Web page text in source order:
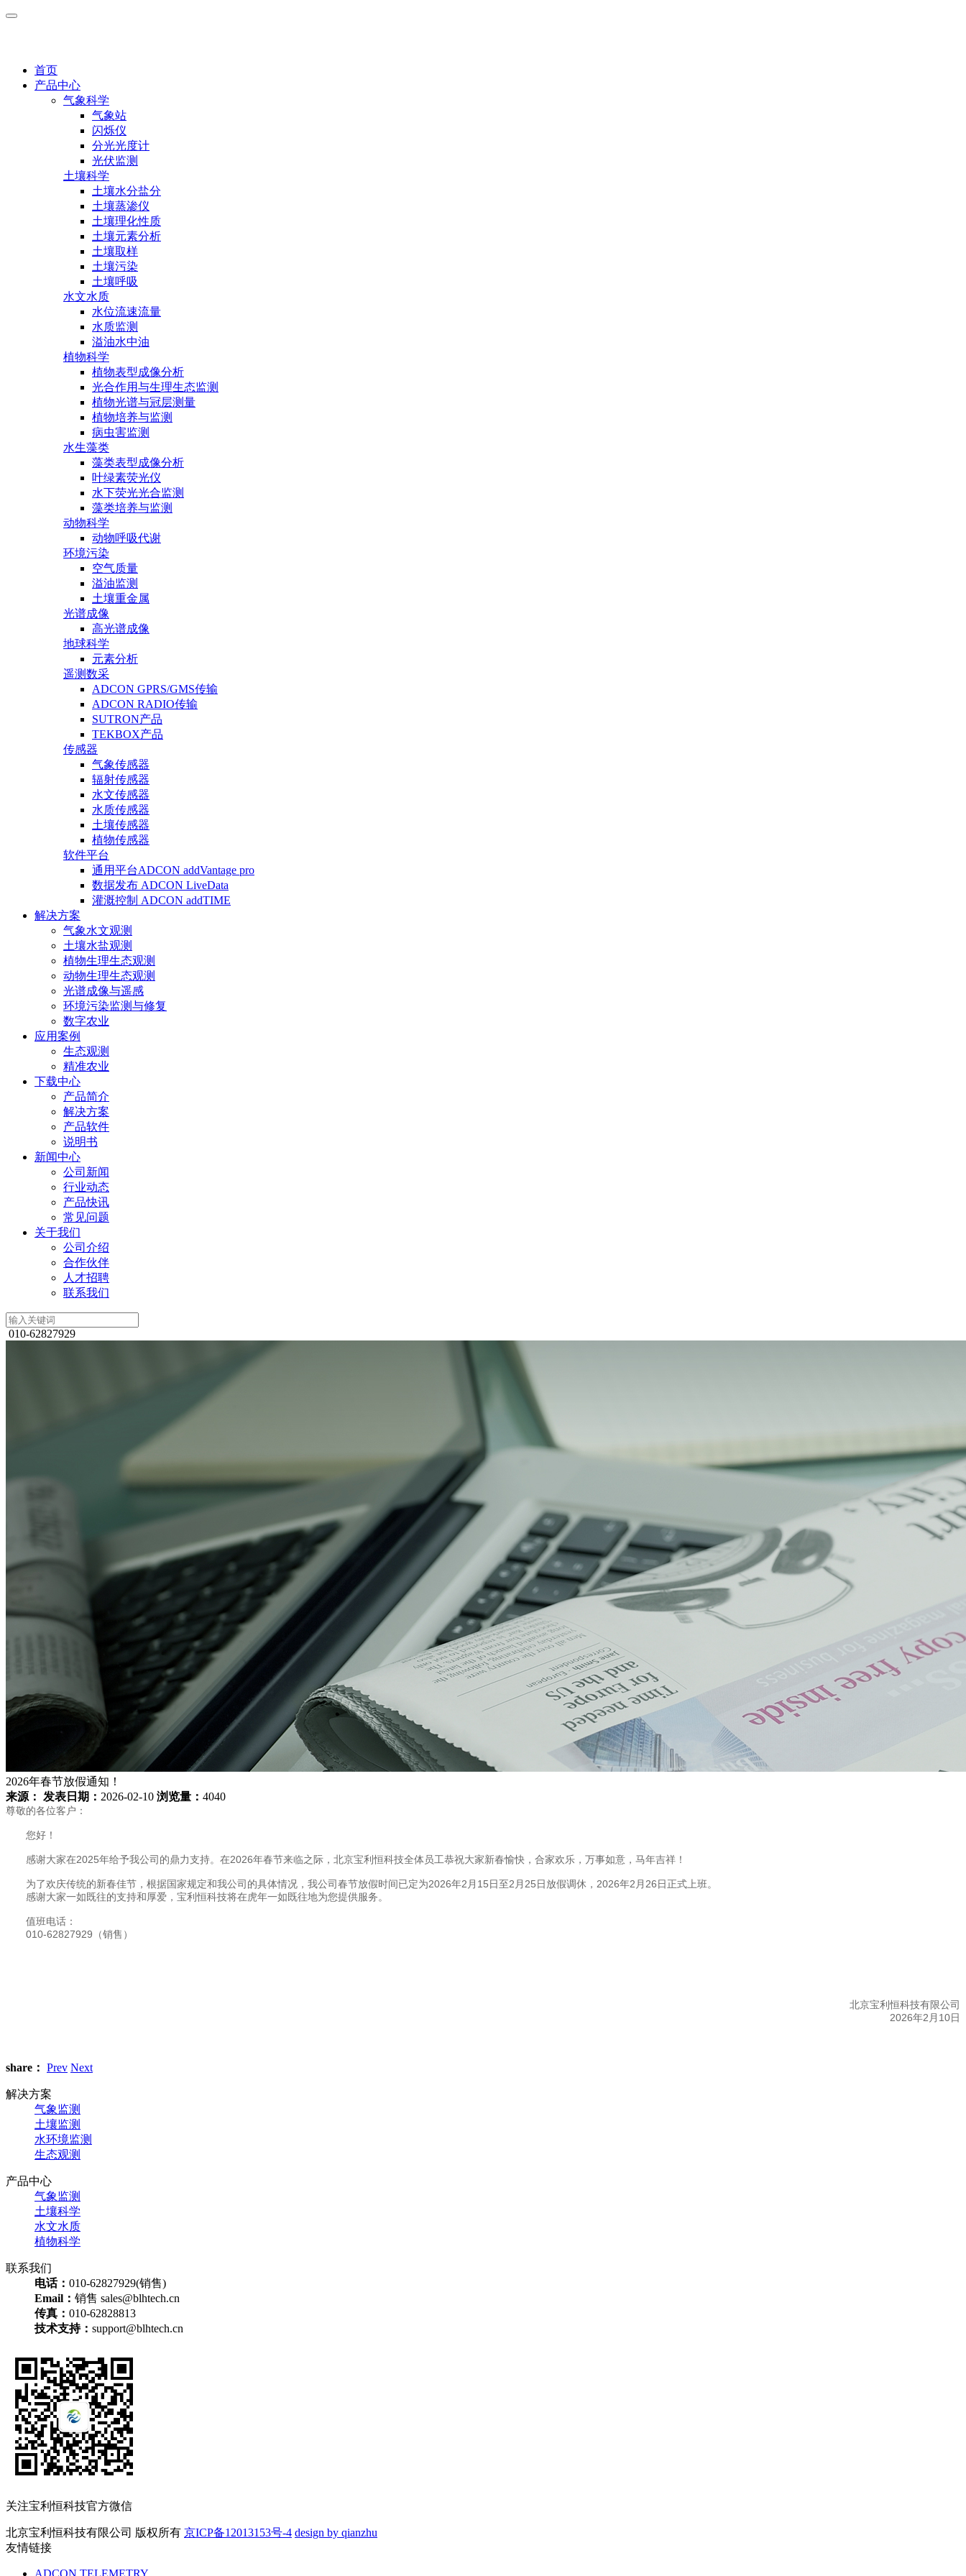
首页
产品中心
气象科学
气象站
闪烁仪
分光光度计
光伏监测
土壤科学
土壤水分盐分
土壤蒸渗仪
土壤理化性质
土壤元素分析
土壤取样
土壤污染
土壤呼吸
水文水质
水位流速流量
水质监测
溢油水中油
植物科学
植物表型成像分析
光合作用与生理生态监测
植物光谱与冠层测量
植物培养与监测
病虫害监测
水生藻类
藻类表型成像分析
叶绿素荧光仪
水下荧光光合监测
藻类培养与监测
动物科学
动物呼吸代谢
环境污染
空气质量
溢油监测
土壤重金属
光谱成像
高光谱成像
地球科学
元素分析
遥测数采
ADCON GPRS/GMS传输
ADCON RADIO传输
SUTRON产品
TEKBOX产品
传感器
气象传感器
辐射传感器
水文传感器
水质传感器
土壤传感器
植物传感器
软件平台
通用平台ADCON addVantage pro
数据发布 ADCON LiveData
灌溉控制 ADCON addTIME
解决方案
气象水文观测
土壤水盐观测
植物生理生态观测
动物生理生态观测
光谱成像与遥感
环境污染监测与修复
数字农业
应用案例
生态观测
精准农业
下载中心
产品简介
解决方案
产品软件
说明书
新闻中心
公司新闻
行业动态
产品快讯
常见问题
关于我们
公司介绍
合作伙伴
人才招聘
联系我们
010-62827929
2026年春节放假通知！
来源： 发表日期： 2026-02-10 浏览量： 4040
尊敬的各位客户：
您好！
感谢大家在2025年给予我公司的鼎力支持。在2026年春节来临之际，北京宝利恒科技全体员工恭祝大家新春愉快，合家欢乐，万事如意，马年吉祥！
为了欢庆传统的新春佳节，根据国家规定和我公司的具体情况，我公司春节放假时间已定为2026年2月15日至2月25日放假调休，2026年2月26日正式上班。
感谢大家一如既往的支持和厚爱，宝利恒科技将在虎年一如既往地为您提供服务。
值班电话：
010-62827929（销售）
北京宝利恒科技有限公司
2026年2月10日
share： Prev Next
解决方案
气象监测
土壤监测
水环境监测
生态观测
产品中心
气象监测
土壤科学
水文水质
植物科学
联系我们
电话： 010-62827929(销售)
Email： 销售 sales@blhtech.cn
传真： 010-62828813
技术支持： support@blhtech.cn
关注宝利恒科技官方微信
北京宝利恒科技有限公司 版权所有 京ICP备12013153号-4 design by qianzhu
友情链接
ADCON TELEMETRY